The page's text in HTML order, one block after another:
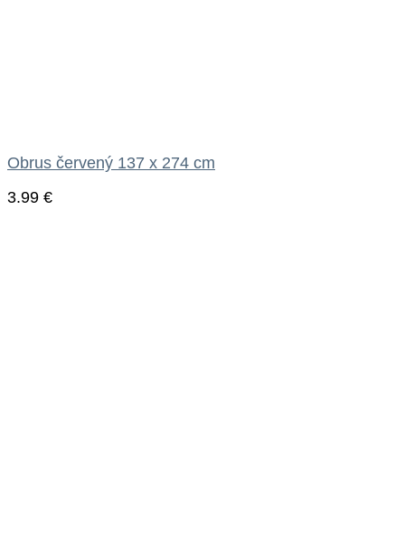
Obrus červený 137 x 274 cm
3.99 €